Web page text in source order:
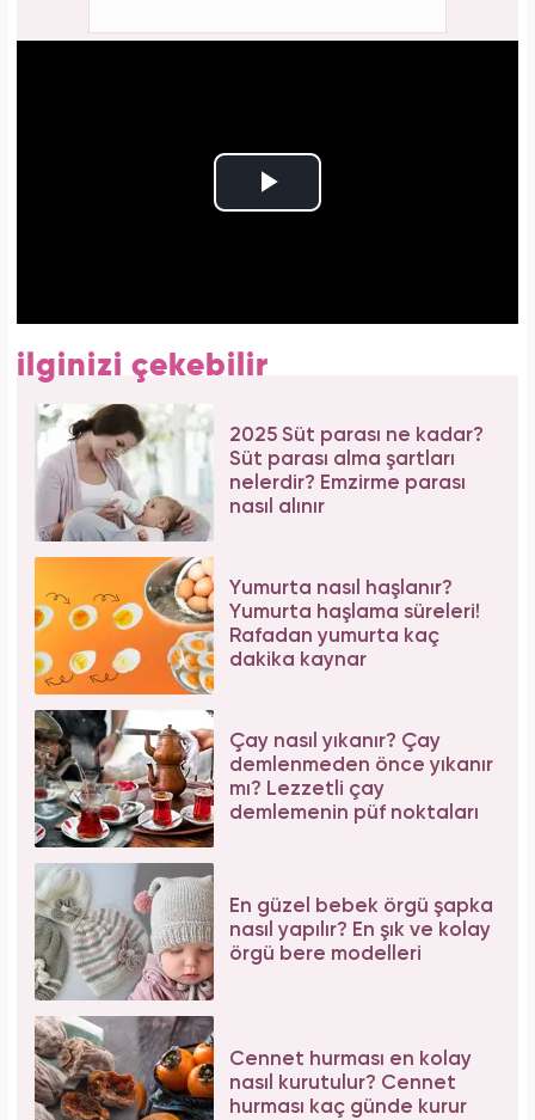
ilginizi çekebilir
2025 Süt parası ne kadar?
Süt parası alma şartları
nelerdir? Emzirme parası
nasıl alınır
Yumurta nasıl haşlanır?
Yumurta haşlama süreleri!
Rafadan yumurta kaç
dakika kaynar
Çay nasıl yıkanır? Çay
demlenmeden önce yıkanır
mı? Lezzetli çay
demlemenin püf noktaları
En güzel bebek örgü şapka
nasıl yapılır? En şık ve kolay
örgü bere modelleri
Cennet hurması en kolay
nasıl kurutulur? Cennet
hurması kaç günde kurur